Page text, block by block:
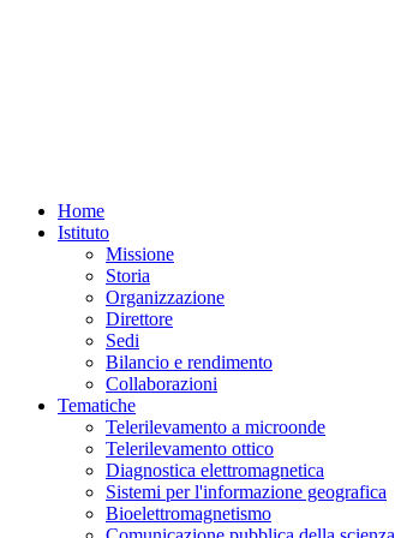
Home
Istituto
Missione
Storia
Organizzazione
Direttore
Sedi
Bilancio e rendimento
Collaborazioni
Tematiche
Telerilevamento a microonde
Telerilevamento ottico
Diagnostica elettromagnetica
Sistemi per l'informazione geografica
Bioelettromagnetismo